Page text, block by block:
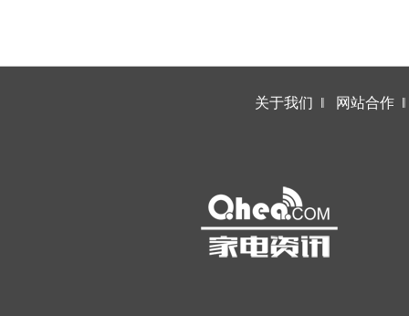
关于我们 ‖ 网站合作 ‖